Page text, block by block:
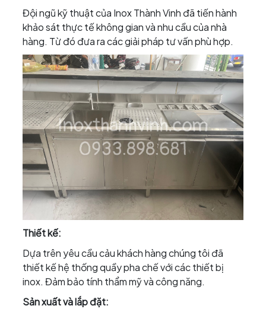
Đội ngũ kỹ thuật của Inox Thành Vinh đã tiến hành
khảo sát thực tế không gian và nhu cầu của nhà
hàng. Từ đó đưa ra các giải pháp tư vấn phù hợp.
Thiết kế:
Dựa trên yêu cầu cảu khách hàng chúng tôi đã
thiết kế hệ thống quầy pha chế với các thiết bị
inox. Đảm bảo tính thẩm mỹ và công năng.
Sản xuất và lắp đặt: